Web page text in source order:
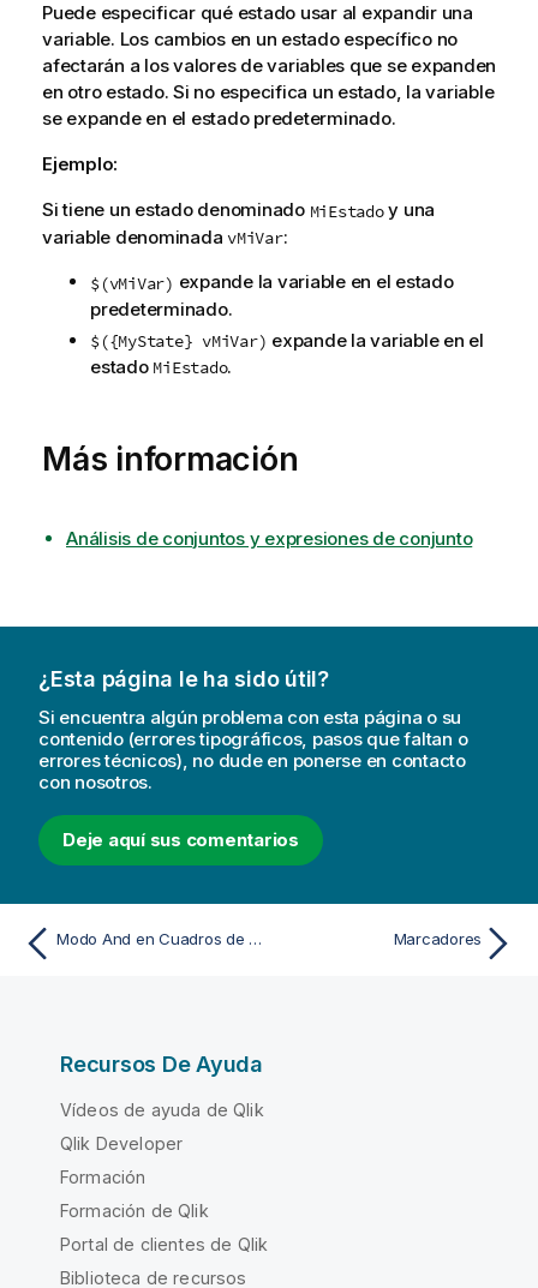
m
a
t
i
v
Puede especificar qué estado usar al expandir una
variable. Los cambios en un estado específico no
afectarán a los valores de variables que se expanden
en otro estado. Si no especifica un estado, la variable
se expande en el estado predeterminado.
Ejemplo:
Si tiene un estado denominado MiEstadoy una
variable denominada vMiVar:
$(vMiVar) expande la variable en el estado
predeterminado.
$({MyState} vMiVar) expande la variable en el
estado MiEstado.
Más información
Análisis de conjuntos y expresiones de conjunto
¿Esta página le ha sido útil?
Si encuentra algún problema con esta página o su
contenido (errores tipográficos, pasos que faltan o
errores técnicos), no dude en ponerse en contacto
con nosotros.
Deje aquí sus comentarios
Modo And en Cuadros de Lista Marcadores
Recursos De Ayuda
Vídeos de ayuda de Qlik
Qlik Developer
Formación
Formación de Qlik
Portal de clientes de Qlik
Biblioteca de recursos